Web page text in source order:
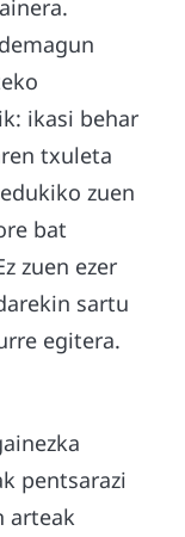
ikasi behar
txuleta
zuen
bat
zuen ezer
sartu
egitera.
pentsarazi
arteak